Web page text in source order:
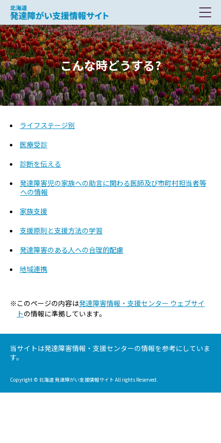
北海道 発達障がい支援情報サイト
こんな時どうする?
ライフステージ別
医療受診
診断を伝える
発達障害児の家族への助言に関わる医師及び市町村担当者等
への情報
家族支援
支援原則と支援方法の学習
発達障害のある人への合理的配慮
地域連携
※このページの内容は発達障害情報・支援センター ウェブサイ
トの情報に準拠しています。
当サイトは発達障害情報・支援センターの情報を参考にしていま
す。
Copyright © 北海道 発達障がい支援情報サイト All rights Reserved.